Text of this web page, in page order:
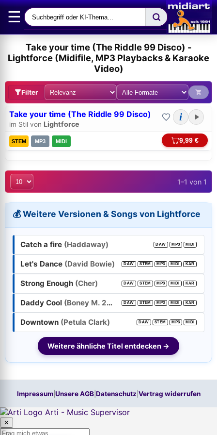
☰
Take your time (The Riddle 99 Disco) -
Lightforce (Midifile, MP3 Playbacks & Karaoke
Video)
Filter
Take your time (The Riddle 99 Disco)
im Stil von Lightforce
i
STEM MP3 MIDI 9,99 €
1–1 von 1
💰 Weitere Versionen & Songs von Lightforce
Catch a fire (Haddaway) DAW MP3 MIDI
Let's Dance (David Bowie) DAW STEM MP3 MIDI KAR
Strong Enough (Cher) DAW STEM MP3 MIDI KAR
Daddy Cool (Boney M. 2000 feat. Mobi T.) DAW STEM MP3 MIDI KAR
Downtown (Petula Clark) DAW STEM MP3 MIDI
Weitere ähnliche Titel entdecken →
Impressum| Unsere AGB| Datenschutz Vertrag widerrufen
Arti - Music Supervisor
✕
Sicherer Login für Ihre Bestellungen & Downloads
E-Mail-Adresse:
Passwort:
Trage bitte vorher Deine E-Mail-Adresse in das Feld oben ein.
Hilfe, ich habe meinPasswortvergessen!
Neu hier? Jetzt kostenloses Konto anlegen